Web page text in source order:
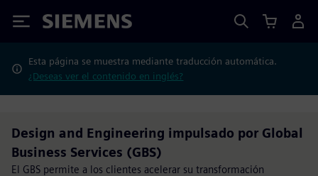
Siemens
Esta página se muestra mediante traducción automática.
¿Deseas ver el contenido en inglés?
Design and Engineering impulsado por Global
Business Services (GBS)
El GBS permite a los clientes acelerar su transformación